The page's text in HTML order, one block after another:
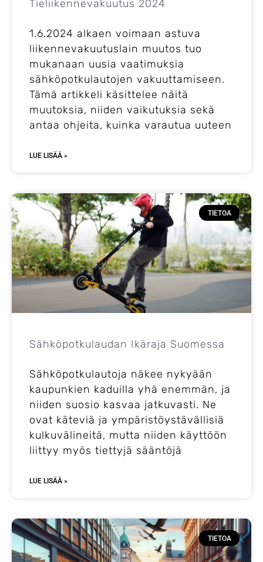
Tieliikennevakuutus 2024
1.6.2024 alkaen voimaan astuva
liikennevakuutuslain muutos tuo
mukanaan uusia vaatimuksia
sähköpotkulautojen vakuuttamiseen.
Tämä artikkeli käsittelee näitä
muutoksia, niiden vaikutuksia sekä
antaa ohjeita, kuinka varautua uuteen
LUE LISÄÄ »
TIETOA
Sähköpotkulaudan Ikäraja Suomessa
Sähköpotkulautoja näkee nykyään
kaupunkien kaduilla yhä enemmän, ja
niiden suosio kasvaa jatkuvasti. Ne
ovat käteviä ja ympäristöystävällisiä
kulkuvälineitä, mutta niiden käyttöön
liittyy myös tiettyjä sääntöjä
LUE LISÄÄ »
TIETOA